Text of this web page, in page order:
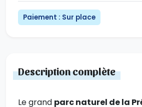
Paiement : Sur place
Description complète
Le grand parc naturel de la